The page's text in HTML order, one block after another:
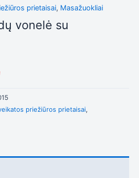
prietaisai, Masažuokliai
vonelė su
priežiūros prietaisai,
svetainė
tinkamai
veiktų.
atsižvelgdami